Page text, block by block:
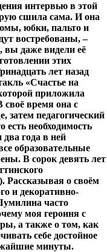
интервью в этой
сшила сама. И она
юбки, пальто и
востребованы, –
даже видели её
этих
лет назад
«Счастье на
приложила
своё время она с
педагогический
есть необходимость
года в ней
образовательные
В сорок девять лет
Рассказывая о своём
и декоративно-
часто
моя героиня с
а также о том, как
себе достойное
минуты.